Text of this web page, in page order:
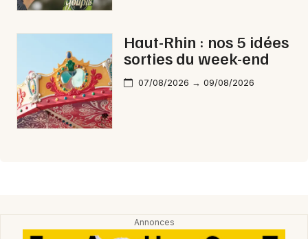
Haut-Rhin : nos 5 idées
sorties du week-end
07/08/2026 → 09/08/2026